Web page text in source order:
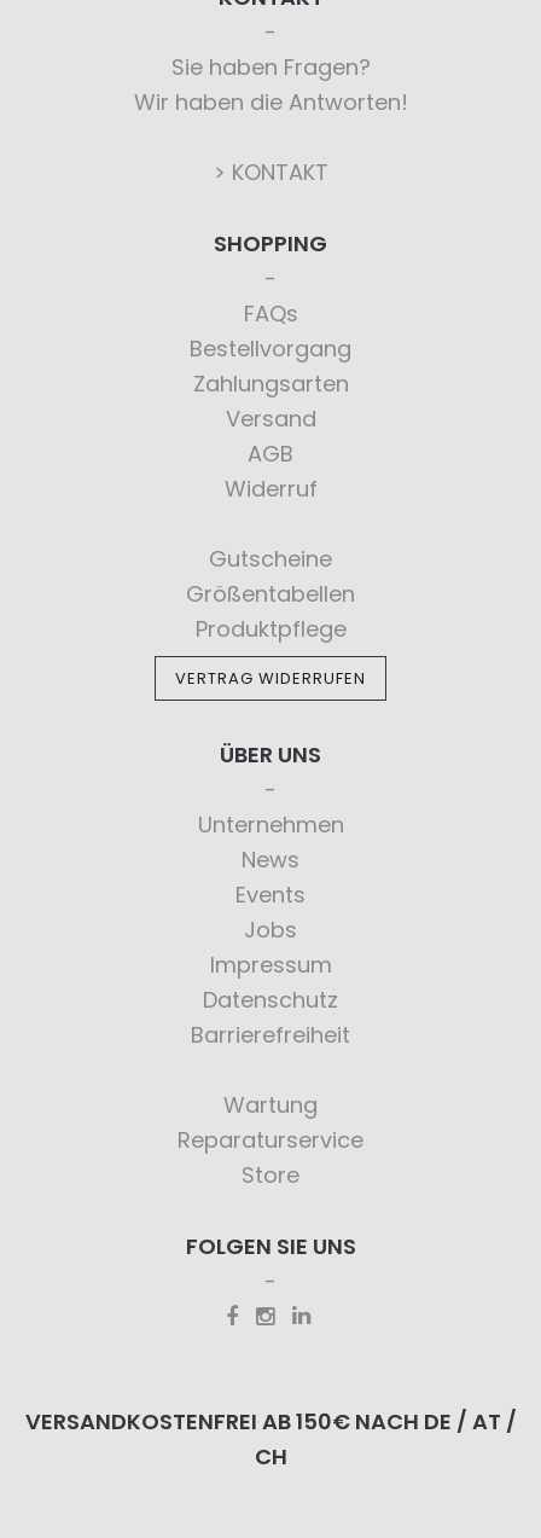
Sie haben Fragen?
Wir haben die Antworten!
> KONTAKT
SHOPPING
FAQs
Bestellvorgang
Zahlungsarten
Versand
AGB
Widerruf
Gutscheine
Größentabellen
Produktpflege
VERTRAG WIDERRUFEN
ÜBER UNS
Unternehmen
News
Events
Jobs
Impressum
Datenschutz
Barrierefreiheit
Wartung
Reparaturservice
Store
FOLGEN SIE UNS
VERSANDKOSTENFREI AB 150€ NACH DE / AT /
CH